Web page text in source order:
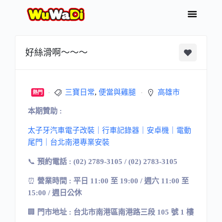
好絲滑啊～～～
熱門 三寶日常, 便當與雞腿 高雄市
本期贊助 :
太子牙汽車電子改裝｜行車記錄器｜安卓機｜電動
尾門｜台北南港專業安裝
📞 預約電話 : (02) 2789-3105 / (02) 2783-3105
⏰ 營業時間 : 平日 11:00 至 19:00 / 週六 11:00 至
15:00 / 週日公休
🏢 門市地址 : 台北市南港區南港路三段 105 號 1 樓